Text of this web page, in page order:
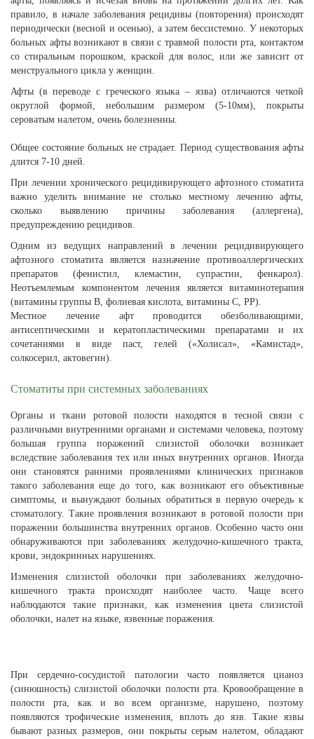
правило, в начале заболевания рецидивы (повторения) происходят
периодически (весной и осенью), а затем бессистемно. У некоторых
больных афты возникают в связи с травмой полости рта, контактом
со стиральным порошком, краской для волос, или же зависит от
менструального цикла у женщин.
Афты (в переводе с греческого языка – язва) отличаются четкой
округлой формой, небольшим размером (5-10мм), покрыты
сероватым налетом, очень болезненны.
Общее состояние больных не страдает. Период существования афты
длится 7-10 дней.
При лечении хронического рецидивирующего афтозного стоматита
важно уделить внимание не столько местному лечению афты,
сколько выявлению причины заболевания (аллергена),
предупреждению рецидивов.
Одним из ведущих направлений в лечении рецидивирующего
афтозного стоматита является назначение противоаллергических
препаратов (фенистил, клемастин, супрастин, фенкарол).
Неотъемлемым компонентом лечения является витаминотерапия
(витамины группы В, фолиевая кислота, витамины С, РР).
Местное лечение афт проводится обезболивающими,
антисептическими и кератопластическими препаратами и их
сочетаниями в виде паст, гелей («Холисал», «Камистад»,
солкосерил, актовегин).
Стоматиты при системных заболеваниях
Органы и ткани ротовой полости находятся в тесной связи с
различными внутренними органами и системами человека, поэтому
большая группа поражений слизистой оболочки возникает
вследствие заболевания тех или иных внутренних органов. Иногда
они становятся ранними проявлениями клинических признаков
такого заболевания еще до того, как возникают его объективные
симптомы, и вынуждают больных обратиться в первую очередь к
стоматологу. Такие проявления возникают в ротовой полости при
поражении большинства внутренних органов. Особенно часто они
обнаруживаются при заболеваниях желудочно-кишечного тракта,
крови, эндокринных нарушениях.
Изменения слизистой оболочки при заболеваниях желудочно-
кишечного тракта происходят наиболее часто. Чаще всего
наблюдаются такие признаки, как изменения цвета слизистой
оболочки, налет на языке, язвенные поражения.
При сердечно-сосудистой патологии часто появляется цианоз
(синюшность) слизистой оболочки полости рта. Кровообращение в
полости рта, как и во всем организме, нарушено, поэтому
появляются трофические изменения, вплоть до язв. Такие язвы
бывают разных размеров, они покрыты серым налетом, обладают